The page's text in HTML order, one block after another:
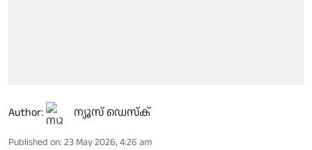
Author: ന്യൂസ് ഡെസ്ക്
Published on: 23 May 2026, 4:26 am